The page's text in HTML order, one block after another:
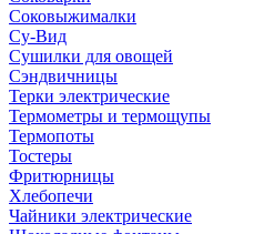
Соковыжималки
Су-Вид
Сушилки для овощей
Сэндвичницы
Терки электрические
Термометры и термощупы
Термопоты
Тостеры
Фритюрницы
Хлебопечи
Чайники электрические